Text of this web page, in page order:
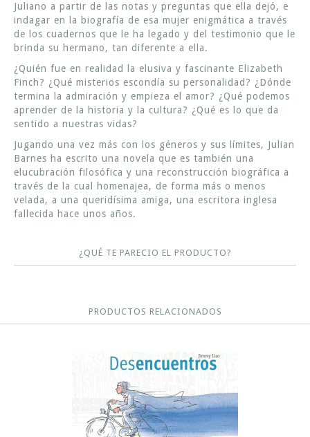
Juliano a partir de las notas y preguntas que ella dejó, e
indagar en la biografía de esa mujer enigmática a través
de los cuadernos que le ha legado y del testimonio que le
brinda su hermano, tan diferente a ella.
¿Quién fue en realidad la elusiva y fascinante Elizabeth
Finch? ¿Qué misterios escondía su personalidad? ¿Dónde
termina la admiración y empieza el amor? ¿Qué podemos
aprender de la historia y la cultura? ¿Qué es lo que da
sentido a nuestras vidas?
Jugando una vez más con los géneros y sus límites, Julian
Barnes ha escrito una novela que es también una
elucubración filosófica y una reconstrucción biográfica a
través de la cual homenajea, de forma más o menos
velada, a una queridísima amiga, una escritora inglesa
fallecida hace unos años.
¿QUÉ TE PARECIO EL PRODUCTO?
PRODUCTOS RELACIONADOS